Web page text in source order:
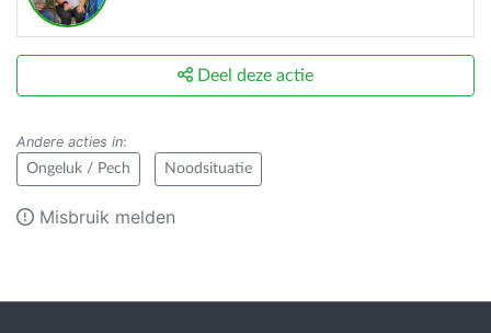
Deel deze actie
Andere acties in:
Ongeluk / Pech Noodsituatie
Misbruik melden